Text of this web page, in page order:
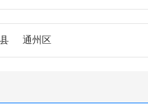
通州区